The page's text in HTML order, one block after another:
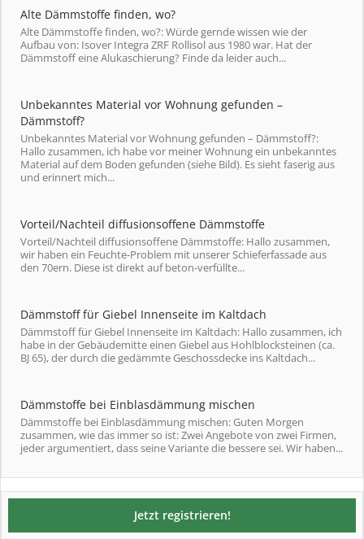
Alte Dämmstoffe finden, wo?
Alte Dämmstoffe finden, wo?: Würde gernde wissen wie der
Aufbau von: Isover Integra ZRF Rollisol aus 1980 war. Hat der
Dämmstoff eine Alukaschierung? Finde da leider auch...
Unbekanntes Material vor Wohnung gefunden –
Dämmstoff?
Unbekanntes Material vor Wohnung gefunden – Dämmstoff?:
Hallo zusammen, ich habe vor meiner Wohnung ein unbekanntes
Material auf dem Boden gefunden (siehe Bild). Es sieht faserig aus
und erinnert mich...
Vorteil/Nachteil diffusionsoffene Dämmstoffe
Vorteil/Nachteil diffusionsoffene Dämmstoffe: Hallo zusammen,
wir haben ein Feuchte-Problem mit unserer Schieferfassade aus
den 70ern. Diese ist direkt auf beton-verfüllte...
Dämmstoff für Giebel Innenseite im Kaltdach
Dämmstoff für Giebel Innenseite im Kaltdach: Hallo zusammen, ich
habe in der Gebäudemitte einen Giebel aus Hohlblocksteinen (ca.
BJ 65), der durch die gedämmte Geschossdecke ins Kaltdach...
Dämmstoffe bei Einblasdämmung mischen
Dämmstoffe bei Einblasdämmung mischen: Guten Morgen
zusammen, wie das immer so ist: Zwei Angebote von zwei Firmen,
jeder argumentiert, dass seine Variante die bessere sei. Wir haben...
Jetzt registrieren!